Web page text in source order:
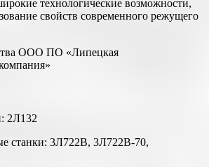
технологические возможности,
свойств современного режущего
ООО ПО «Липецкая
2Л132
станки: 3Л722В, 3Л722В-70,